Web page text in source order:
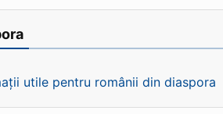
utile pentru românii din diaspora